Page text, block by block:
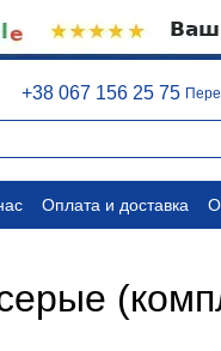
+38 067 156 25 75
Оплата и доставка
документы